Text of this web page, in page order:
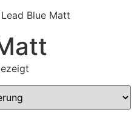
Blue Matt